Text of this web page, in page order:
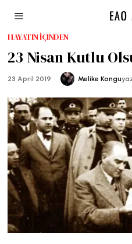
HAYATIN İÇINDEN
23 Nisan Kutlu
23 April 2019 Melike Kongu